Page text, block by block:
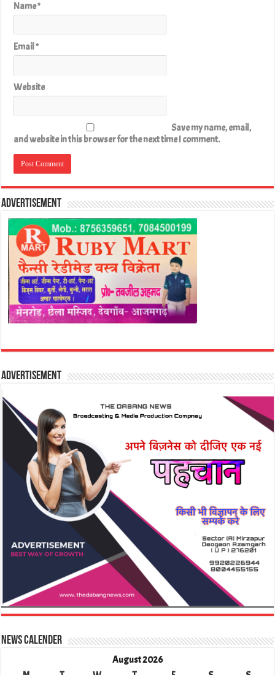
Name*
Email*
Website
Save my name, email,
and website in this browser for the next time I comment.
Advertisement
Advertisement
News Calender
August 2026